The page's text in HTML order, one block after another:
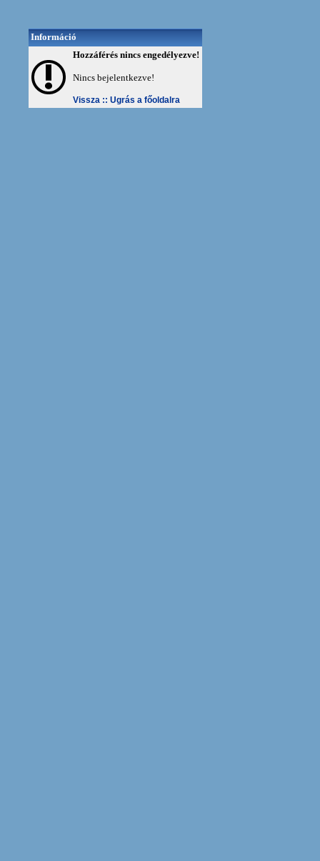
Információ
Hozzáférés nincs engedélyezve!
Nincs bejelentkezve!
Vissza :: Ugrás a főoldalra